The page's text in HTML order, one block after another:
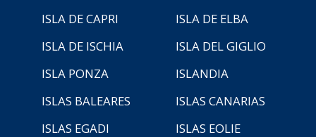
ISLA DE CAPRI
ISLA DE ELBA
ISLA DE ISCHIA
ISLA DEL GIGLIO
ISLA PONZA
ISLANDIA
ISLAS BALEARES
ISLAS CANARIAS
ISLAS EGADI
ISLAS EOLIE